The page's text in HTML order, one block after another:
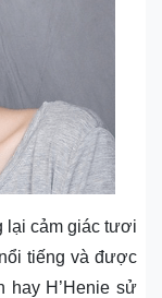
lại cảm giác tươi
tiếng và được
hay H’Henie sử